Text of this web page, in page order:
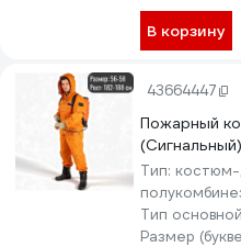
В корзину
43664447
Пожарный
Тип: костюм-
Тип
Размер